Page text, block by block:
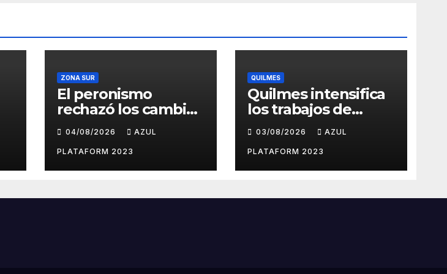
ZONA SUR
El peronismo
rechazó los cambios
a la ley de Tierras y
convocó a
movilizarse el jueves
en contra del
04/08/2026 AZUL
PLATAFORM 2023
QUILMES
Quilmes intensifica
los trabajos de
bacheo en distintos
barrios
03/08/2026 AZUL
PLATAFORM 2023